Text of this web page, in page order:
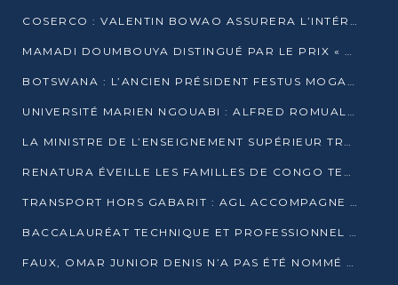
COSERCO : VALENTIN BOWAO ASSURERA L’INTÉRIM À LA TÊTE DU BUREAU EXÉCUTIF NATIONAL
MAMADI DOUMBOUYA DISTINGUÉ PAR LE PRIX « SUPER GRAND BÂTISSEUR BABACAR N’DIAYE »
BOTSWANA : L’ANCIEN PRÉSIDENT FESTUS MOGAE EST MORT À 86 ANS
UNIVERSITÉ MARIEN NGOUABI : ALFRED ROMUALD NGUYA POATY SOUTIENT UNE THÈSE SUR LE PARADOXE DE LA CROISSANCE EN ZONE CEMAC
LA MINISTRE DE L’ENSEIGNEMENT SUPÉRIEUR TRACE SA FEUILLE DE ROUTE
RENATURA ÉVEILLE LES FAMILLES DE CONGO TERMINAL À LA PROTECTION DE L’ENVIRONNEMENT
TRANSPORT HORS GABARIT : AGL ACCOMPAGNE LE DÉVELOPPEMENT DU SECTEUR BRASSICOLE AU CONGO
BACCALAURÉAT TECHNIQUE ET PROFESSIONNEL : 16 352 CANDIDATS LANCÉS DANS LES ÉPREUVES D’EPS
FAUX, OMAR JUNIOR DENIS N’A PAS ÉTÉ NOMMÉ AIDE DE CAMP ADJOINT DE DENIS SASSOU NGUESSO